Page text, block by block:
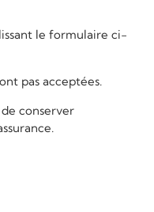
le formulaire ci-
pas acceptées.
conserver